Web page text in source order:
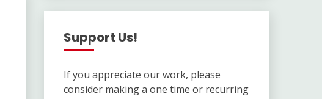
Support Us!
If you appreciate our work, please
consider making a one time or recurring